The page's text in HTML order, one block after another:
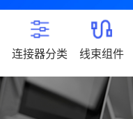
连接器分类 线束组件